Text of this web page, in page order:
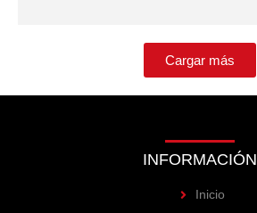
Cargar más
INFORMACIÓN
Inicio